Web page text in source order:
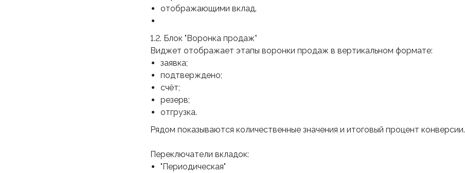
отображающими вклад.
1.2. Блок "Воронка продаж”
Виджет отображает этапы воронки продаж в вертикальном формате:
заявка;
подтверждено;
счёт;
резерв;
отгрузка.
Рядом показываются количественные значения и итоговый процент конверсии.
Переключатели вкладок:
"Периодическая"